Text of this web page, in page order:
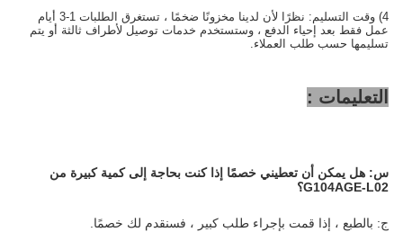
4) وقت التسليم: نظرًا لأن لدينا مخزونًا ضخمًا ، تستغرق الطلبات 1-3 أيام
عمل فقط بعد إحياء الدفع ، وستستخدم خدمات توصيل لأطراف ثالثة أو يتم
تسليمها حسب طلب العملاء.
التعليمات :
س: هل يمكن أن تعطيني خصمًا إذا كنت بحاجة إلى كمية كبيرة من
G104AGE-L02؟
ج: بالطبع ، إذا قمت بإجراء طلب كبير ، فسنقدم لك خصمًا.